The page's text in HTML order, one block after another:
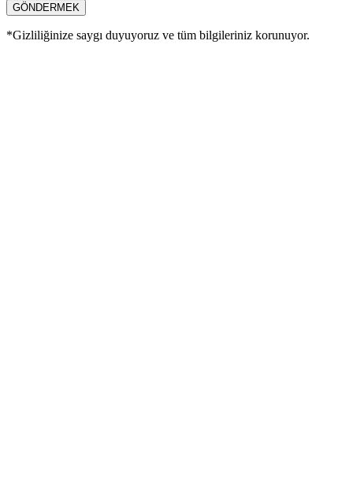
GÖNDERMEK
*Gizliliğinize saygı duyuyoruz ve tüm bilgileriniz korunuyor.